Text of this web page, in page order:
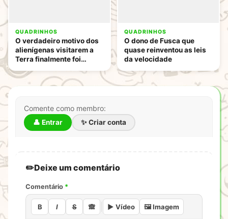
QUADRINHOS
O verdadeiro motivo dos
alienígenas visitarem a
Terra finalmente foi
QUADRINHOS
O dono de Fusca que
quase reinventou as leis
da velocidade
Comente como membro:
👤 Entrar ✨ Criar conta
Deixe um comentário
Comentário *
B I S 🙈 ▶️ Vídeo 🖼️ Imagem